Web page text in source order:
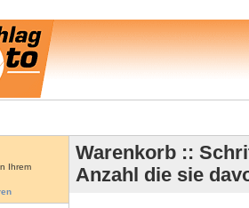
Ihrem
Warenkorb ::
Anzahl die sie